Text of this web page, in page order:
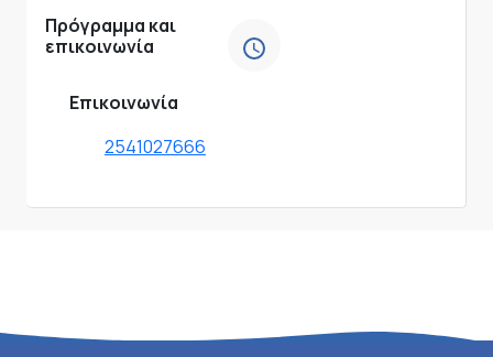
Πρόγραμμα και
επικοινωνία
Επικοινωνία
2541027666